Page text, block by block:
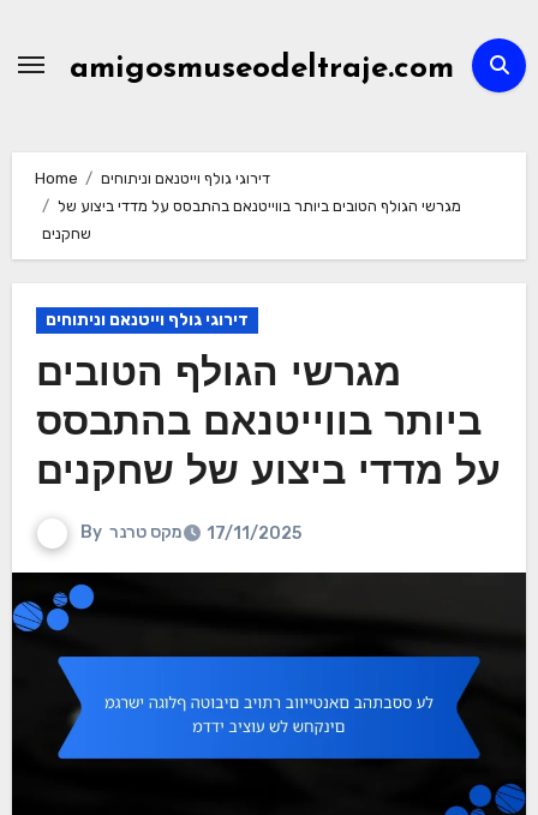
contentamigosmuseodeltraje.com
Home
דירוגי גולף וייטנאם וניתוחים
מגרשי הגולף הטובים ביותר בווייטנאם בהתבסס על מדדי ביצוע של
שחקנים
דירוגי גולף וייטנאם וניתוחים
מגרשי הגולף הטובים
ביותר בווייטנאם בהתבסס
על מדדי ביצוע של שחקנים
By מקס טרנר 17/11/2025